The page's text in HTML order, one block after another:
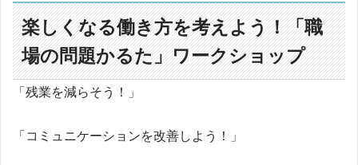
楽しくなる働き方を考えよう！「職
場の問題かるた」ワークショップ
「残業を減らそう！」
「コミュニケーションを改善しよう！」